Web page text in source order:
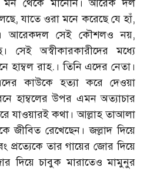
মন থেকে মানেনি। আরেক দল
যাতে ওরা মনে করেছে যে হাঁ,
আরেকদল সেই কৌশলও নয়,
সেই অস্বীকারকারীদের মধ্যে
রাহ.। তিনি এদের নেতা।
কাউকে হত্যা করে দেওয়া
হাম্বলের উপর এমন অত্যাচার
যাওয়ারই কথা। আল্লাহ তাআলা
জীবিত রেখেছেন। জল্লাদ দিয়ে
প্রত্যেকে তার গায়ের জোর দিয়ে
দিয়ে চাবুক মারাতেও মামুনুর